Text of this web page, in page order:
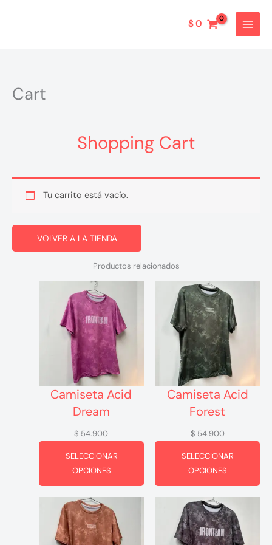
$0
Cart
Shopping Cart
Tu carrito está vacío.
VOLVER A LA TIENDA
Productos relacionados
Camiseta Acid
Dream
$ 54.900
SELECCIONAR
OPCIONES
Camiseta Acid
Forest
$ 54.900
SELECCIONAR
OPCIONES